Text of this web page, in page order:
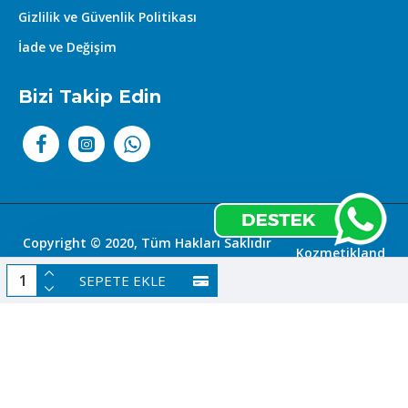
SEPETE EKLE
Gizlilik ve Güvenlik Politikası
İade ve Değişim
Bizi Takip Edin
Copyright © 2020, Tüm Hakları Saklıdır
|
Kozmetikland